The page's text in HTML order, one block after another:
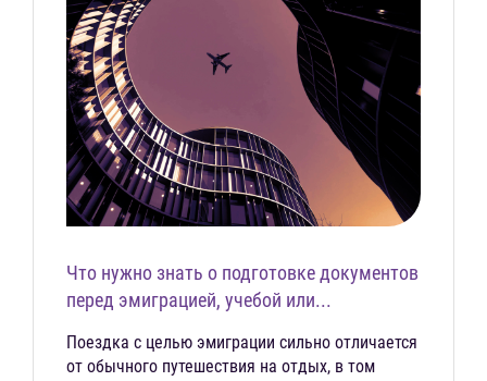
Что нужно знать о подготовке документов
перед эмиграцией, учебой или...
Поездка с целью эмиграции сильно отличается
от обычного путешествия на отдых, в том